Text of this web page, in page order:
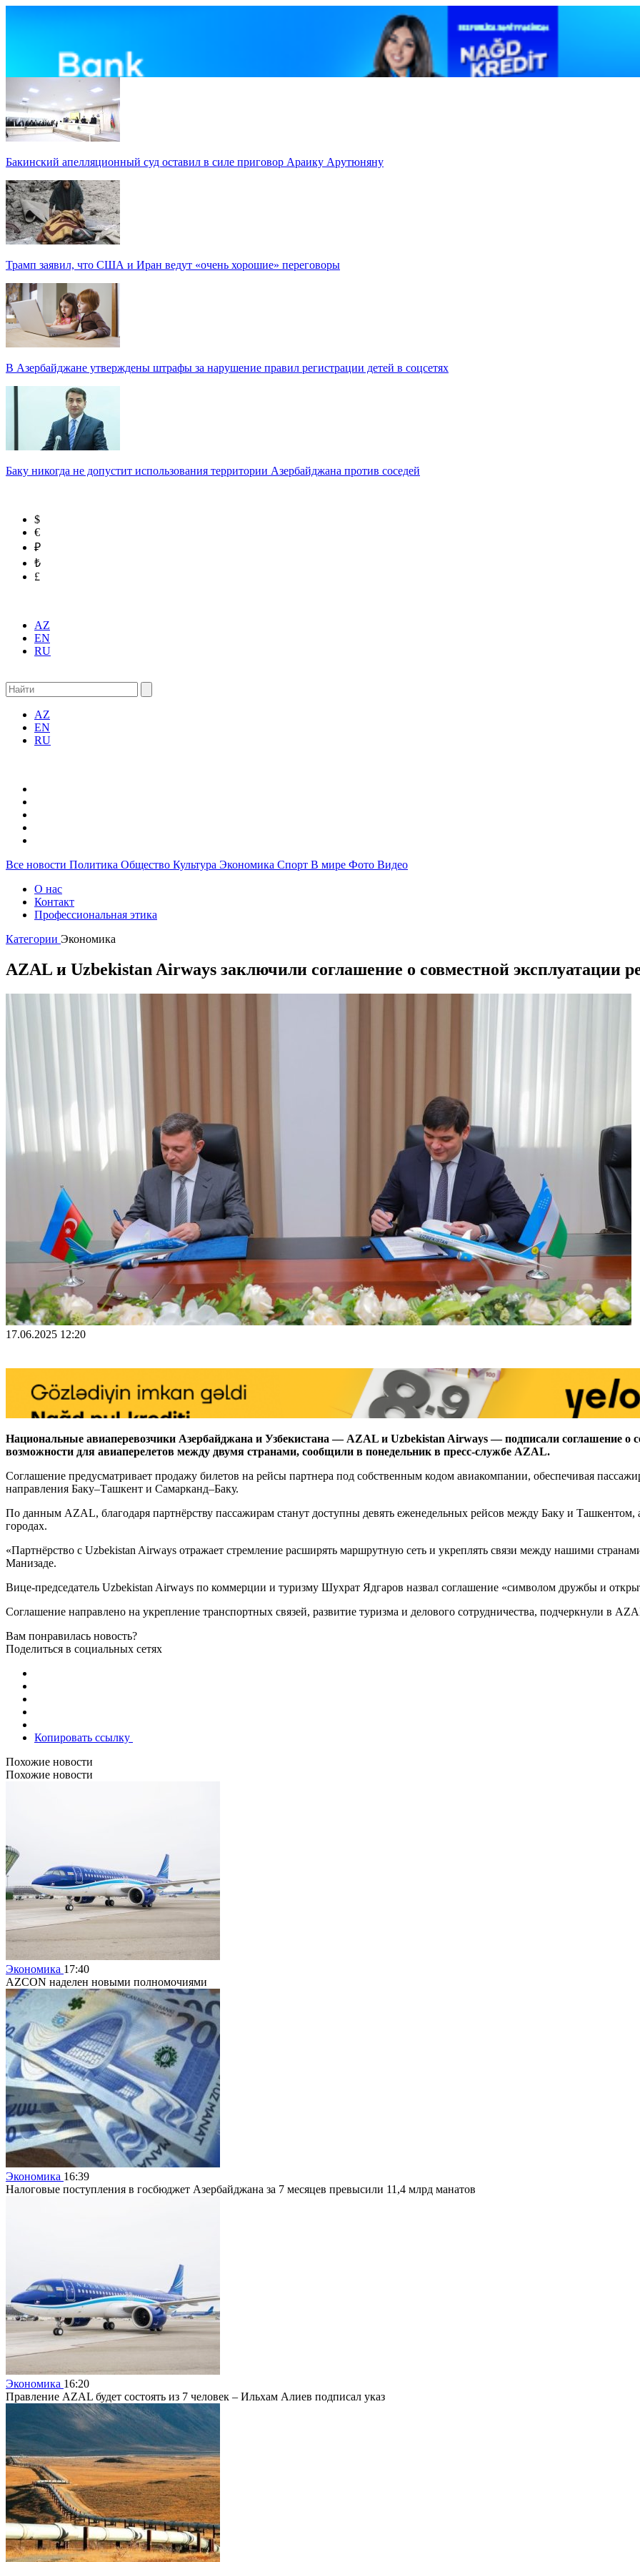
Бакинский апелляционный суд оставил в силе приговор Араику Арутюняну
Трамп заявил, что США и Иран ведут «очень хорошие» переговоры
В Азербайджане утверждены штрафы за нарушение правил регистрации детей в соцсетях
Баку никогда не допустит использования территории Азербайджана против соседей
$
€
₽
₺
£
AZ
EN
RU
AZ
EN
RU
Все новости Политика Общество Культура Экономика Спорт В мире Фото Видео
О нас
Контакт
Профессиональная этика
Категории Экономика
AZAL и Uzbekistan Airways заключили соглашение о совместной эксплуатации
17.06.2025 12:20
Национальные авиаперевозчики Азербайджана и Узбекистана — AZAL и Uzbekistan Airways — подписали соглашение о
возможности для авиаперелетов между двумя странами, сообщили в понедельник в пресс-службе AZAL.
Соглашение предусматривает продажу билетов на рейсы партнера под собственным кодом авиакомпании, обеспечивая
направления Баку–Ташкент и Самарканд–Баку.
По данным AZAL, благодаря партнёрству пассажирам станут доступны девять еженедельных рейсов между Баку и
городах.
«Партнёрство с Uzbekistan Airways отражает стремление расширять маршрутную сеть и укреплять связи между нашими
Манизаде.
Вице-председатель Uzbekistan Airways по коммерции и туризму Шухрат Ядгаров назвал соглашение «символом дружбы и
Соглашение направлено на укрепление транспортных связей, развитие туризма и делового сотрудничества, подчеркнули в
Вам понравилась новость?
Поделиться в социальных сетях
Копировать ссылку
Похожие новости
Похожие новости
Экономика 17:40
AZCON наделен новыми полномочиями
Экономика 16:39
Налоговые поступления в госбюджет Азербайджана за 7 месяцев превысили 11,4 млрд манатов
Экономика 16:20
Правление AZAL будет состоять из 7 человек – Ильхам Алиев подписал указ